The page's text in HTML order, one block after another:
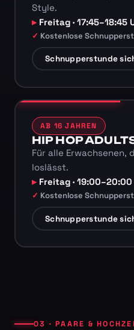
Style.
Freitag · 17:45–18:45
Kostenlose
Schnupperstunde
AB 16 JAHREN
HIP HOP
Für alle Erwachsenen,
loslässt.
Freitag · 19:00–20:00
Kostenlose
Schnupperstunde
03 · PAARE &